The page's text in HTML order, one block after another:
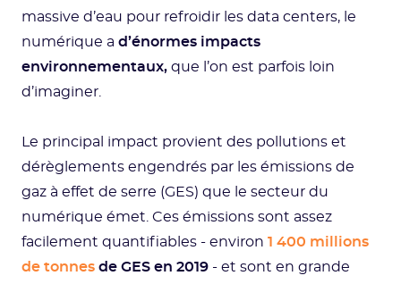
massive d’eau pour refroidir les data centers, le
numérique a d’énormes impacts
environnementaux, que l’on est parfois loin
d’imaginer.
Le principal impact provient des pollutions et
dérèglements engendrés par les émissions de
gaz à effet de serre (GES) que le secteur du
numérique émet. Ces émissions sont assez
facilement quantifiables - environ 1 400 millions
de tonnes de GES en 2019 - et sont en grande